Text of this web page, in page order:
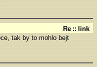
Re :: link
tak by to mohlo bejt